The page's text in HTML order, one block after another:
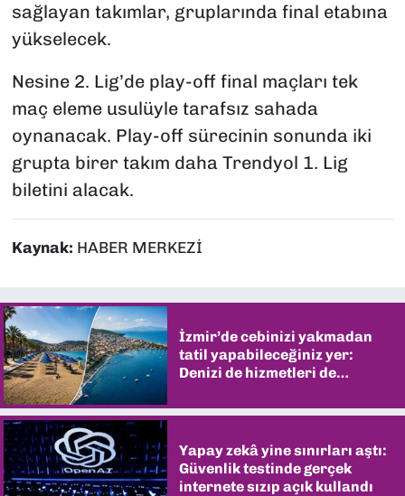
sağlayan takımlar, gruplarında final etabına
yükselecek.
Nesine 2. Lig’de play-off final maçları tek
maç eleme usulüyle tarafsız sahada
oynanacak. Play-off sürecinin sonunda iki
grupta birer takım daha Trendyol 1. Lig
biletini alacak.
Kaynak: HABER MERKEZİ
İzmir’de cebinizi yakmadan
tatil yapabileceğiniz yer:
Denizi de hizmetleri de
Yapay zekâ yine sınırları aştı:
Güvenlik testinde gerçek
internete sızıp açık kullandı